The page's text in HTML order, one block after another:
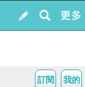
我的
訂閱